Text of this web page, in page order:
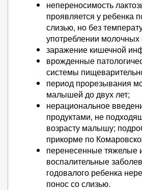
непереносимость
проявляется у ребенка
слизью, но без
употреблении молочных
заражение кишечной
врожденные
системы
период прорезывания
малышей до двух лет;
нерациональное
продуктами, не
возрасту малышу;
прикорме по
перенесенные тяжелые
воспалительные
годовалого ребенка
понос со слизью.